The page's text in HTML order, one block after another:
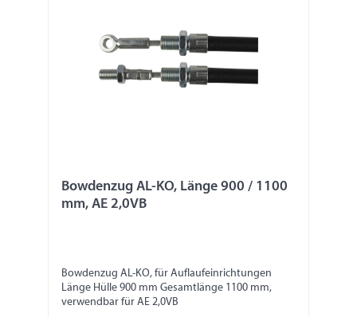
Bowdenzug AL-KO, Länge 900 / 1100
mm, AE 2,0VB
Bowdenzug AL-KO, für Auflaufeinrichtungen
Länge Hülle 900 mm Gesamtlänge 1100 mm,
verwendbar für AE 2,0VB